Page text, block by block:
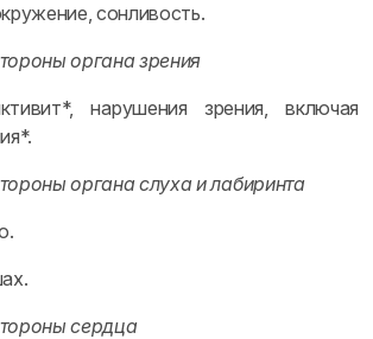
сонливость.
органа зрения
нарушения зрения, включая
органа слуха и лабиринта
сердца